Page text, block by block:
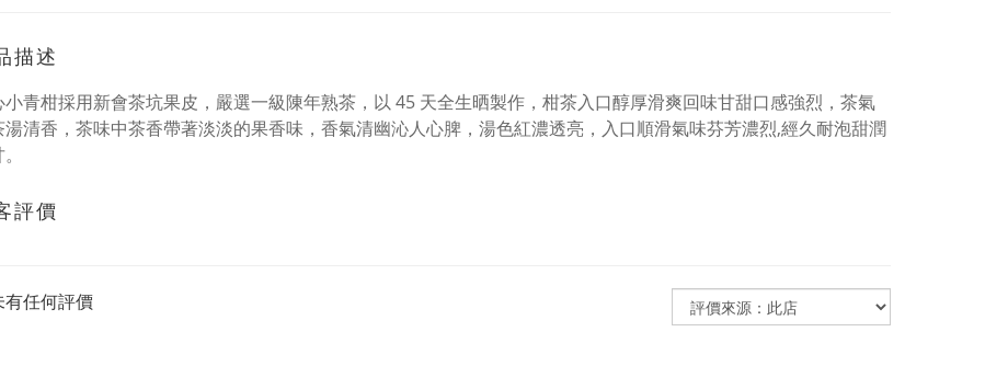
描述
小青柑採用新會茶坑果皮，嚴選一級陳年熟茶，以 45 天全生晒製作，柑茶入口醇厚滑爽回味甘甜口感強烈，茶氣
湯清香，茶味中茶香帶著淡淡的果香味，香氣清幽沁人心脾，湯色紅濃透亮，入口順滑氣味芬芳濃烈,經久耐泡甜潤
評價
有任何評價